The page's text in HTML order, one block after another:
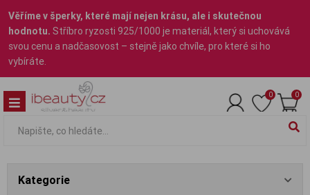
Věříme v šperky, které mají nejen krásu, ale i skutečnou
hodnotu. Stříbro ryzosti 925/1000 je materiál, který si uchovává
svou cenu a nadčasovost – stejně jako chvíle, pro které si ho
vybíráte.
0 0
Kategorie